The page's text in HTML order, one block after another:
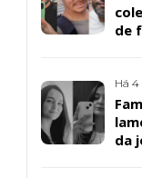
de
Há 4
da